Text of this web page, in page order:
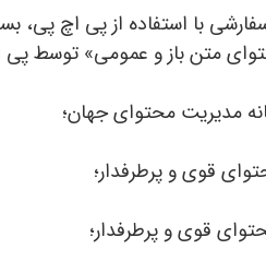
با استفاده از پی اچ پی،
متن باز و عمومی» توسط پی‌
مدیریت محتوای جهان؛
قوی و پرطرفدار؛
قوی و پرطرفدار؛